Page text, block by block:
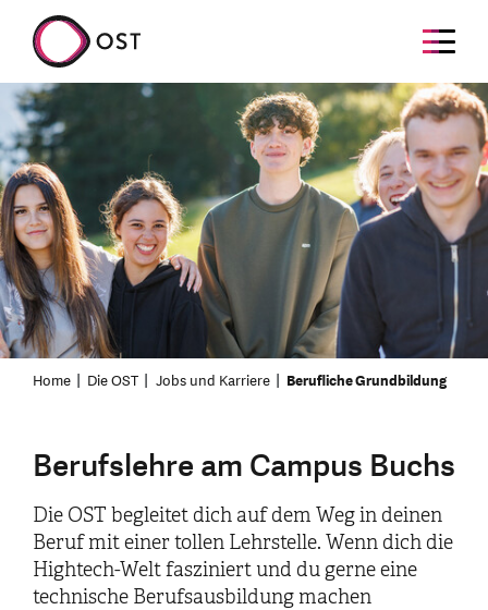
Home Die OST Jobs und Karriere Berufliche Grundbildung
Berufslehre am Campus Buchs
Die OST begleitet dich auf dem Weg in deinen
Beruf mit einer tollen Lehrstelle. Wenn dich die
Hightech-Welt fasziniert und du gerne eine
technische Berufsausbildung machen